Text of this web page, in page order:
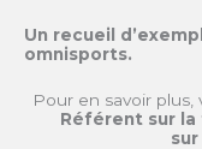
Un recueil
omnisports.
Pour en savoir
Référent sur
sur